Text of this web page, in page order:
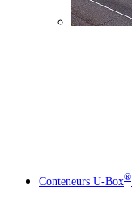
Conteneurs U-Box®